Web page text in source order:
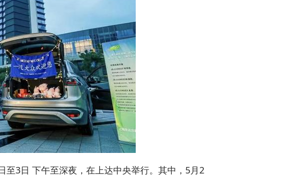
3日 下午至深夜，在上达中央举行。其中，5月2